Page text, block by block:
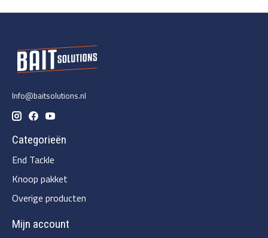
Info@baitsolutions.nl
Categorieën
End Tackle
Knoop pakket
Overige producten
Mijn account